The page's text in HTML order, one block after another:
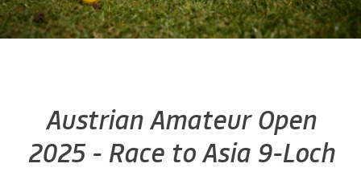
Austrian Amateur Open
2025 - Race to Asia 9-Loch